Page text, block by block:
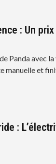
: Un
Panda avec
manuelle et
: